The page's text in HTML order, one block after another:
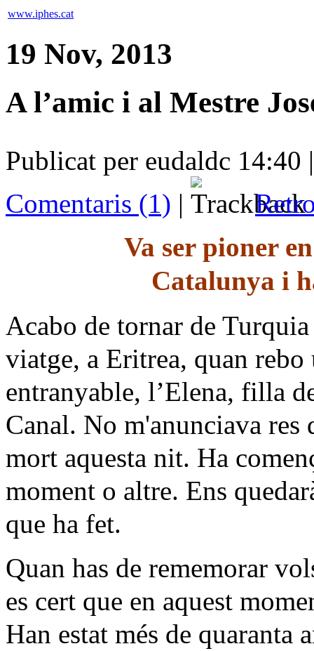
www.iphes.cat
19 Nov, 2013
A l’amic i al Mestre
Publicat per eudaldc 14:40
Comentaris (1) |
Va ser pioner
Catalunya i
Acabo de tornar de
viatge, a Eritrea, quan rebo
entranyable, l’Elena, filla
Canal. No m'anunciava res
mort aquesta nit. Ha
moment o altre. Ens
que ha fet.
Quan has de rememorar
es cert que en aquest
Han estat més de quaranta